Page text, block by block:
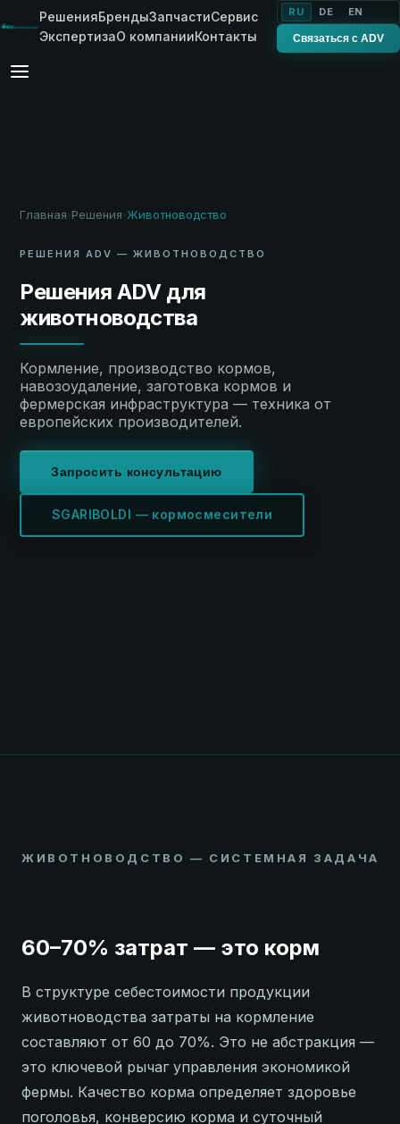
РешенияБрендыЗапчастиСервис
ЭкспертизаО компанииКонтакты
RU DE EN
Связаться с ADV
Главная› Решения› Животноводство
РЕШЕНИЯ ADV — ЖИВОТНОВОДСТВО
Решения ADV для
животноводства
Кормление, производство кормов,
навозоудаление, заготовка кормов и
фермерская инфраструктура — техника от
европейских производителей.
Запросить консультацию
SGARIBOLDI — кормосмесители
ЖИВОТНОВОДСТВО — СИСТЕМНАЯ ЗАДАЧА
60–70% затрат — это корм
В структуре себестоимости продукции
животноводства затраты на кормление
составляют от 60 до 70%. Это не абстракция —
это ключевой рычаг управления экономикой
фермы. Качество корма определяет здоровье
поголовья, конверсию корма и суточный